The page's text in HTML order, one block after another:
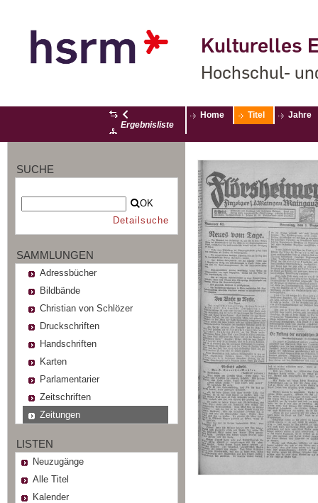
Kulturelles
Hochschul-
Ergebnisliste
Home Titel Jahre
SUCHE
OK
Detailsuche
SAMMLUNGEN
Adressbücher
Bildbände
Christian von Schlözer
Druckschriften
Handschriften
Karten
Parlamentarier
Zeitschriften
Zeitungen
LISTEN
Neuzugänge
Alle Titel
Kalender